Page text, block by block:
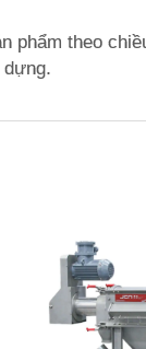
phẩm theo